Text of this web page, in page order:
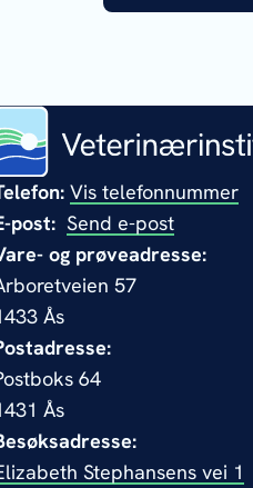
Vis telefonnummer
post: Send e-post
og prøveadresse:
57
Ås
64
Ås
Stephansens vei 1